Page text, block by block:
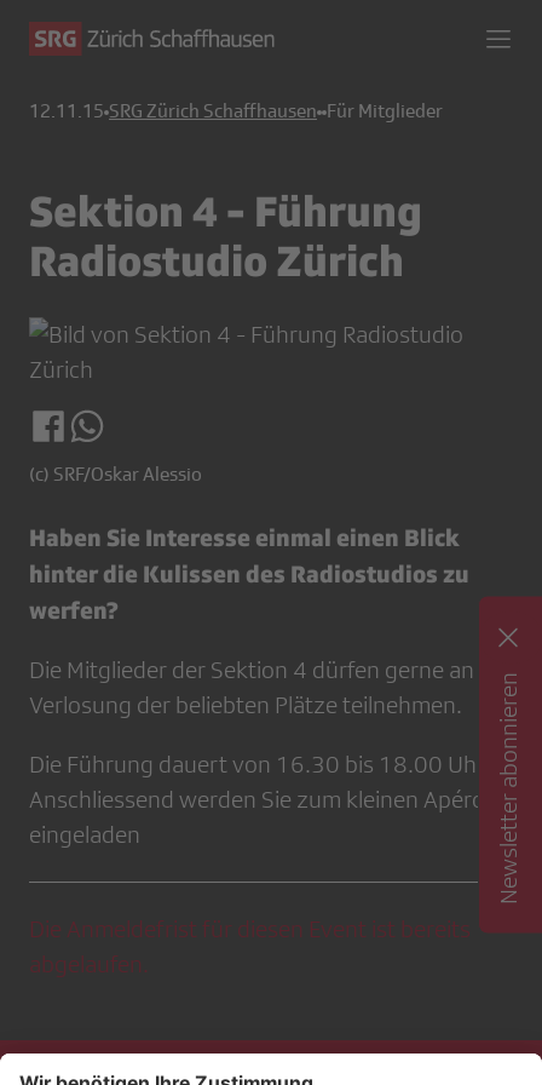
12.11.15 SRG Zürich Schaffhausen Für Mitglieder
Sektion 4 - Führung
Radiostudio Zürich
(c) SRF/Oskar Alessio
Haben Sie Interesse einmal einen Blick
hinter die Kulissen des Radiostudios zu
werfen?
Die Mitglieder der Sektion 4 dürfen gerne an der
Verlosung der beliebten Plätze teilnehmen.
Die Führung dauert von 16.30 bis 18.00 Uhr.
Anschliessend werden Sie zum kleinen Apéro
eingeladen
Die Anmeldefrist für diesen Event ist bereits
abgelaufen.
Newsletter abonnieren